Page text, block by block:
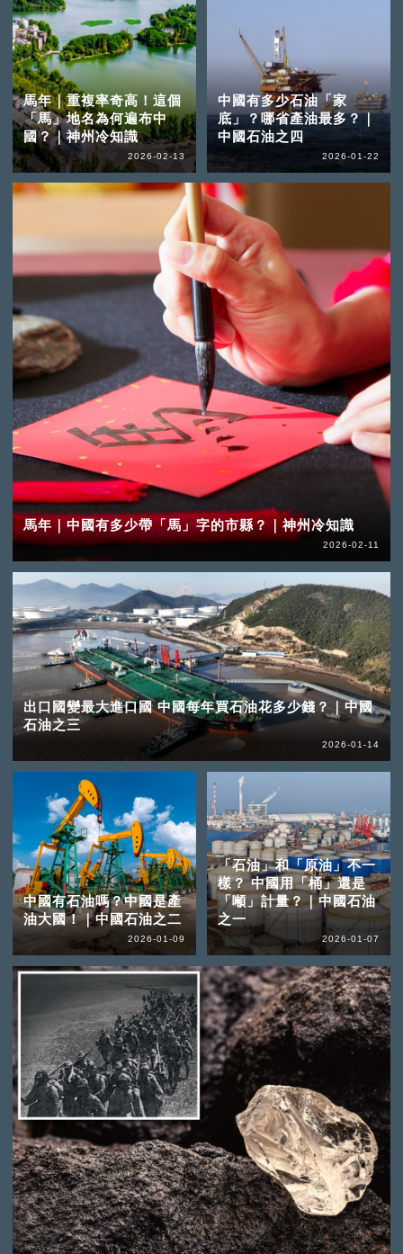
馬年｜重複率奇高！這個
「馬」地名為何遍布中
國？｜神州冷知識
2026-02-13
馬年｜中國有多少帶「馬」字的市縣？｜神州冷知識
2026-02-11
中國有多少石油「家
底」？哪省產油最多？｜
中國石油之四
2026-01-22
出口國變最大進口國 中國每年買石油花多少錢？｜中國
石油之三
2026-01-14
中國有石油嗎？中國是產
油大國！｜中國石油之二
2026-01-09
「石油」和「原油」不一
樣？ 中國用「桶」還是
「噸」計量？｜中國石油
之一
2026-01-07